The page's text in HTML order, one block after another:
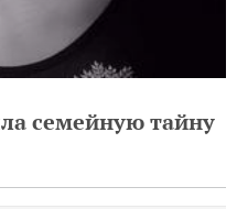
семейную тайну